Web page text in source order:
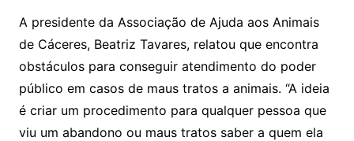
A presidente da Associação de Ajuda aos Animais
de Cáceres, Beatriz Tavares, relatou que encontra
obstáculos para conseguir atendimento do poder
público em casos de maus tratos a animais. “A ideia
é criar um procedimento para qualquer pessoa que
viu um abandono ou maus tratos saber a quem ela